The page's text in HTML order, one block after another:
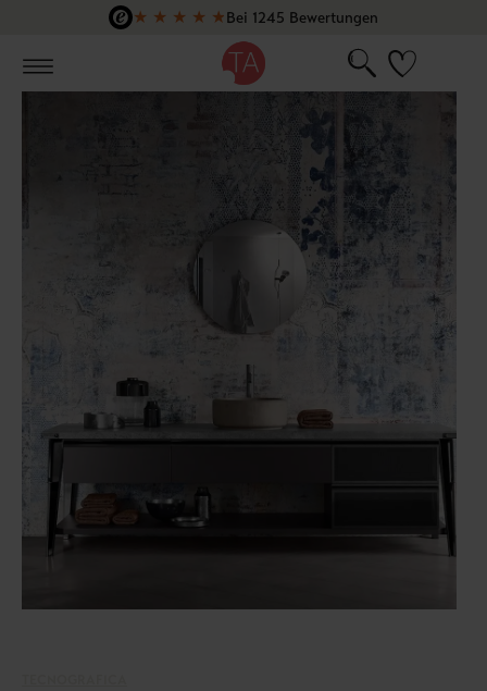
Zum Hauptinhalt springen
★ ★ ★ ★ ★Bei 1245 Bewertungen